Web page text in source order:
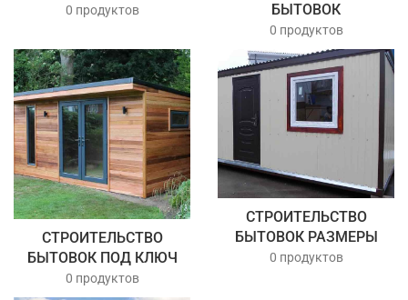
0 продуктов
БЫТОВОК
0 продуктов
СТРОИТЕЛЬСТВО
БЫТОВОК ПОД КЛЮЧ
0 продуктов
СТРОИТЕЛЬСТВО
БЫТОВОК РАЗМЕРЫ
0 продуктов